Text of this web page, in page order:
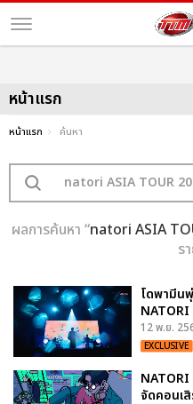
หน้าแรก
หน้าแรก ค้นหา
ผลการค้นหา “natori ASIA
ร
โดพามีน
NATORI
12 พ.ย.
EXCLUSIVE
NATORI
จัดคอนเ